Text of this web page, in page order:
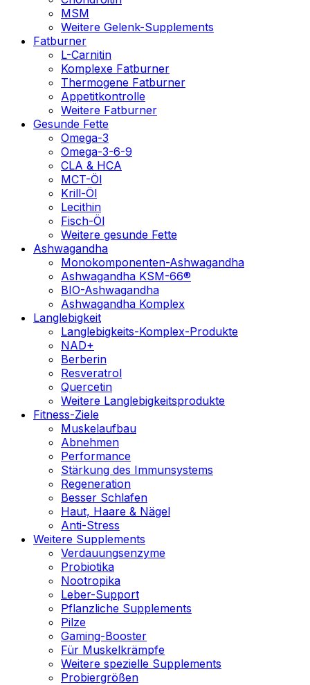
MSM
Weitere Gelenk-Supplements
Fatburner
L-Carnitin
Komplexe Fatburner
Thermogene Fatburner
Appetitkontrolle
Weitere Fatburner
Gesunde Fette
Omega-3
Omega-3-6-9
CLA & HCA
MCT-Öl
Krill-Öl
Lecithin
Fisch-Öl
Weitere gesunde Fette
Ashwagandha
Monokomponenten-Ashwagandha
Ashwagandha KSM-66®
BIO-Ashwagandha
Ashwagandha Komplex
Langlebigkeit
Langlebigkeits-Komplex-Produkte
NAD+
Berberin
Resveratrol
Quercetin
Weitere Langlebigkeitsprodukte
Fitness-Ziele
Muskelaufbau
Abnehmen
Performance
Stärkung des Immunsystems
Regeneration
Besser Schlafen
Haut, Haare & Nägel
Anti-Stress
Weitere Supplements
Verdauungsenzyme
Probiotika
Nootropika
Leber-Support
Pflanzliche Supplements
Pilze
Gaming-Booster
Für Muskelkrämpfe
Weitere spezielle Supplements
Probiergrößen